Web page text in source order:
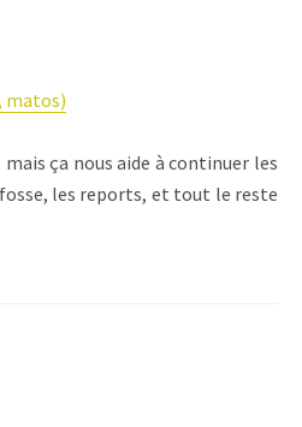
matos)
mais ça nous aide à continuer les
les reports, et tout le reste